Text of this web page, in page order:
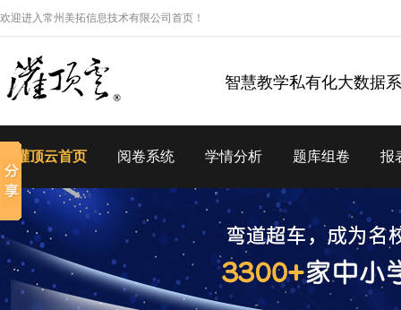
欢迎进入常州美拓信息技术有限公司首页！
智慧教学私有化大数据
灌顶云首页 阅卷系统 学情分析 题库组卷 报